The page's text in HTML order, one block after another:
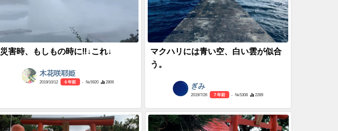
災害時、もしもの時に‼︎↓これ↓
木花咲耶姫
2019/10/12 6 年前 - №5920 2806
マクハリには青い空、白い雲が似合
う。
ぎみ
2019/7/26 7 年前 - №5308 2289